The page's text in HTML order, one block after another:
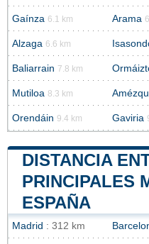
Gaínza 6.1 km Arama
Alzaga 6.6 km
Baliarrain 7.8 km
Mutiloa 8.3 km
Orendáin 9.4 km Gaviria
DISTANCIA
PRINCIPALES
ESPAÑA
Madrid : 312 km